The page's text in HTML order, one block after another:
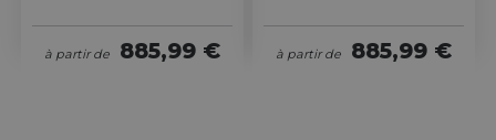
à partir de 885,99 € à partir de 885,99 €